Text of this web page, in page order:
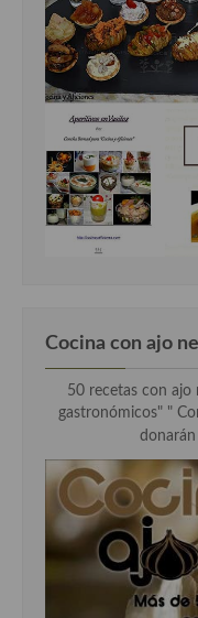
Cocina con ajo
50 recetas con ajo
gastronómicos" "
donarán